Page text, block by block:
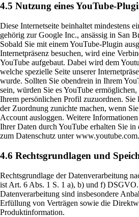
4.5 Nutzung eines YouTube-
Diese Internetseite beinhaltet mindestens
gehörig zur Google Inc., ansässig in San
Sobald Sie mit einem YouTube-Plugin
Internetpräsenz besuchen, wird eine
YouTube aufgebaut. Dabei wird dem
welche spezielle Seite unserer
wurde. Sollten Sie obendrein in Ihrem
sein, würden Sie es YouTube
Ihrem persönlichen Profil zuzuordnen.
der Zuordnung zunichte machen, wenn
Account ausloggen. Weitere
Ihrer Daten durch YouTube erhalten Sie
zum Datenschutz unter www.youtube.com.
4.6 Rechtsgrundlagen und
Rechtsgrundlage der Datenverarbeitung
ist Art. 6 Abs. 1 S. 1 a), b) und f) DSGVO.
Datenverarbeitung sind insbesondere
Erfüllung von Verträgen sowie die
Produktinformation.